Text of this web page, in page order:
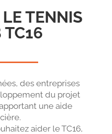
TENNIS
TC16
des entreprises
du projet
une aide
aider le TC16,